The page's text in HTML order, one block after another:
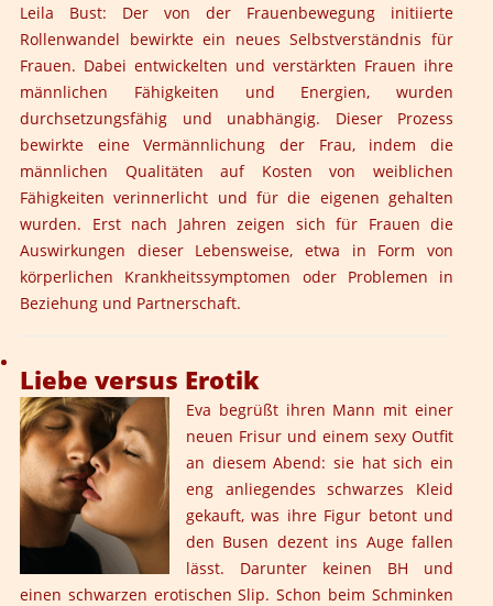
Leila Bust: Der von der Frauenbewegung initiierte
Rollenwandel bewirkte ein neues Selbstverständnis für
Frauen. Dabei entwickelten und verstärkten Frauen ihre
männlichen Fähigkeiten und Energien, wurden
durchsetzungsfähig und unabhängig. Dieser Prozess
bewirkte eine Vermännlichung der Frau, indem die
männlichen Qualitäten auf Kosten von weiblichen
Fähigkeiten verinnerlicht und für die eigenen gehalten
wurden. Erst nach Jahren zeigen sich für Frauen die
Auswirkungen dieser Lebensweise, etwa in Form von
körperlichen Krankheitssymptomen oder Problemen in
Beziehung und Partnerschaft.
Liebe versus Erotik
Eva begrüßt ihren Mann mit einer
neuen Frisur und einem sexy Outfit
an diesem Abend: sie hat sich ein
eng anliegendes schwarzes Kleid
gekauft, was ihre Figur betont und
den Busen dezent ins Auge fallen
lässt. Darunter keinen BH und
einen schwarzen erotischen Slip. Schon beim Schminken